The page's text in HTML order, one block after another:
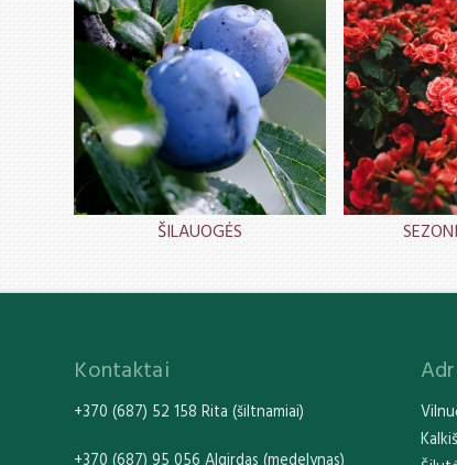
ŠILAUOGĖS
Kontaktai
+370 (687) 52 158 Rita (šiltnamiai)
+370 (687) 95 056 Algirdas (medelynas)